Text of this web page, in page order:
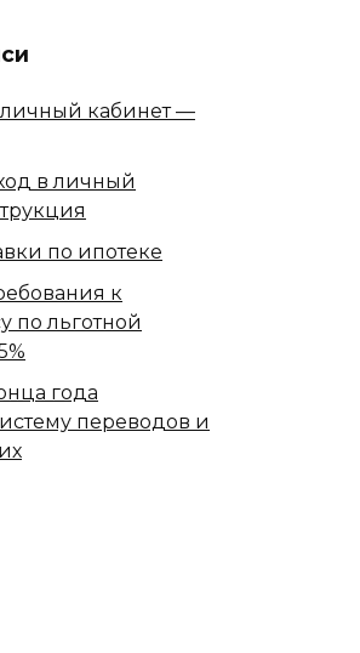
личный кабинет —
в личный
по ипотеке
к
по льготной
года
переводов и